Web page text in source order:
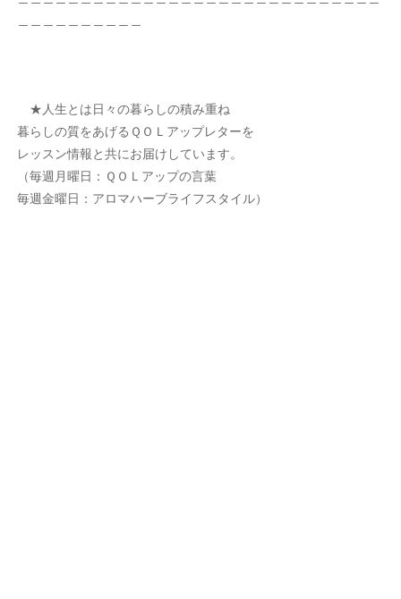
★人生とは日々の暮らしの積み重ね
暮らしの質をあげるＱＯＬアップレターを
レッスン情報と共にお届けしています。
（毎週月曜日：ＱＯＬアップの言葉
毎週金曜日：アロマハーブライフスタイル）